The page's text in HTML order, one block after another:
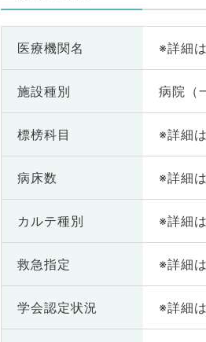
医療機関名 ※詳細
施設種別 病院（
標榜科目 ※詳細
病床数 ※詳細
カルテ種別 ※詳細
救急指定 ※詳細
学会認定状況 ※詳細